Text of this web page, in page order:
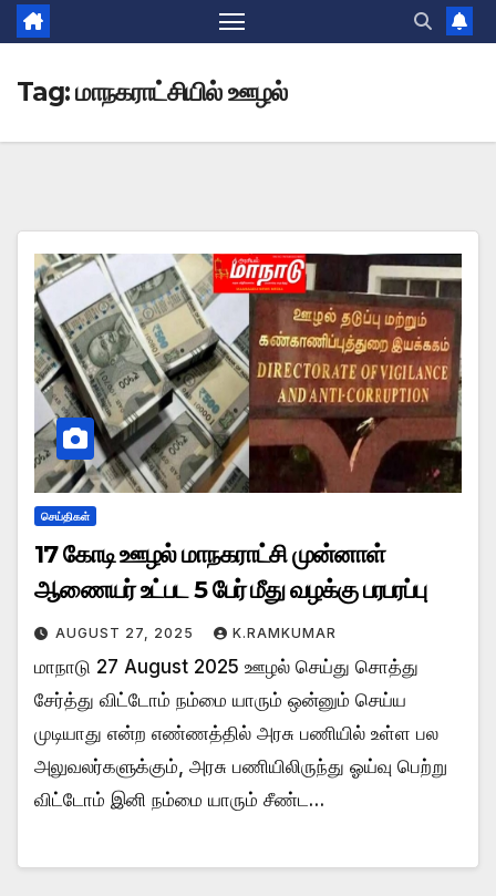
Tag:மாநகராட்சியில் ஊழல்
செய்திகள்
17 கோடி ஊழல் மாநகராட்சி முன்னாள்
ஆணையர் உட்பட 5 பேர் மீது வழக்கு பரபரப்பு
AUGUST 27, 2025 K.RAMKUMAR
மாநாடு 27 August 2025 ஊழல் செய்து சொத்து
சேர்த்து விட்டோம் நம்மை யாரும் ஒன்னும் செய்ய
முடியாது என்ற எண்ணத்தில் அரசு பணியில் உள்ள பல
அலுவலர்களுக்கும், அரசு பணியிலிருந்து ஓய்வு பெற்று
விட்டோம் இனி நம்மை யாரும் சீண்ட…